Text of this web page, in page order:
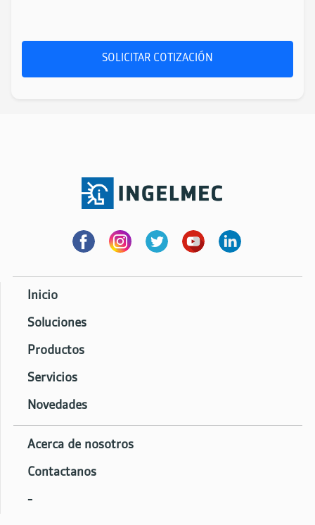
SOLICITAR COTIZACIÓN
Inicio
Soluciones
Productos
Servicios
Novedades
Acerca de nosotros
Contactanos
-